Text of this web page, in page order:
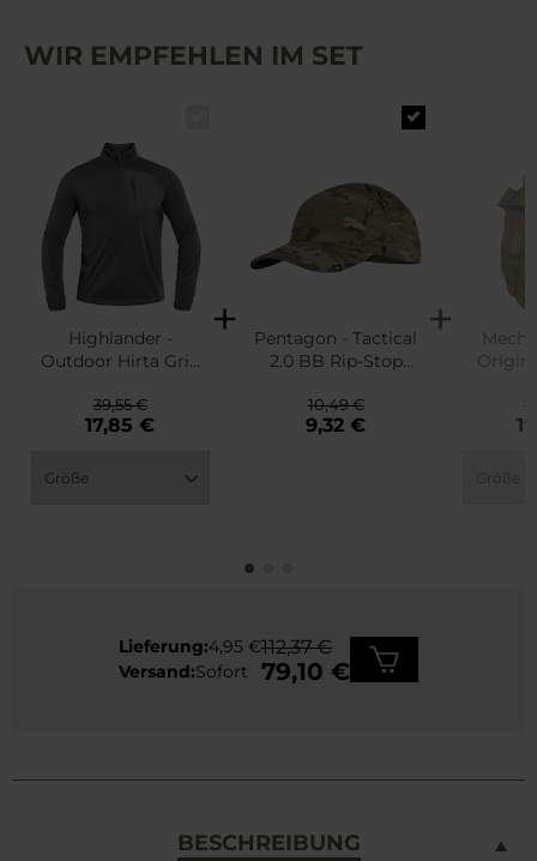
WIR EMPFEHLEN IM SET
Highlander -
Outdoor Hirta Grid
Grey
17,85 €
39,55 €
Pentagon - Tactical
2.0 BB Rip-Stop
PentaCamo
9,32 €
10,49 €
Lieferung:4,95 €
Versand:Sofort
112,37 €
79,10 €
BESCHREIBUNG